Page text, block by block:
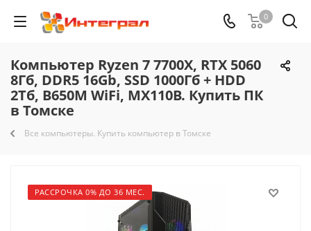
0
Компьютер Ryzen 7 7700X, RTX 5060
8Гб, DDR5 16Gb, SSD 1000Гб + HDD
2Тб, B650M WiFi, MX110B. Купить ПК
в Томске
Все компьютеры. Купить компьютер в Томске
РАССРОЧКА 0% ДО 36 МЕС.